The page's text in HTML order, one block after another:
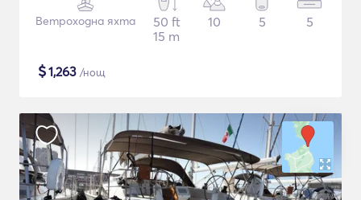
Ветроходна яхта
50 ft
15 m
10 5 5
$1,263 /нощ